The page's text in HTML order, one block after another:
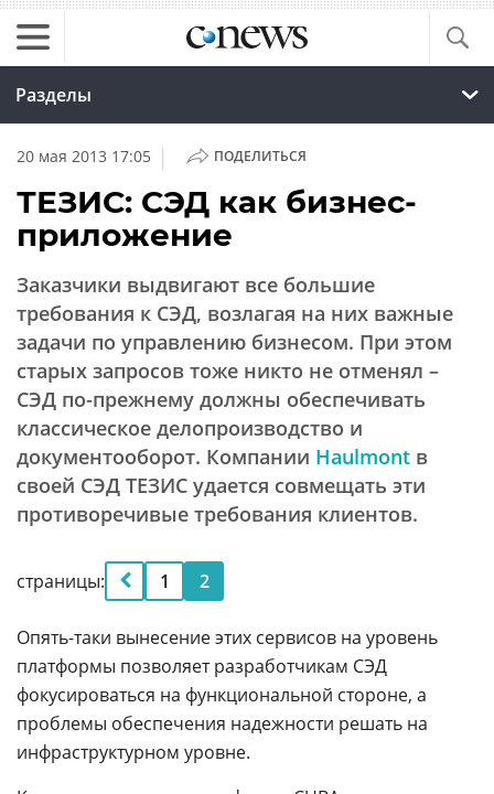
Разделы
20 мая 2013 17:05 | ПОДЕЛИТЬСЯ
ТЕЗИС: СЭД как бизнес-
приложение
Заказчики выдвигают все большие
требования к СЭД, возлагая на них важные
задачи по управлению бизнесом. При этом
старых запросов тоже никто не отменял –
СЭД по-прежнему должны обеспечивать
классическое делопроизводство и
документооборот. Компании Haulmont в
своей СЭД ТЕЗИС удается совмещать эти
противоречивые требования клиентов.
страницы: 1 2
Опять-таки вынесение этих сервисов на уровень
платформы позволяет разработчикам СЭД
фокусироваться на функциональной стороне, а
проблемы обеспечения надежности решать на
инфраструктурном уровне.